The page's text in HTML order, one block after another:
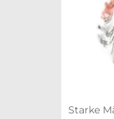
Starke